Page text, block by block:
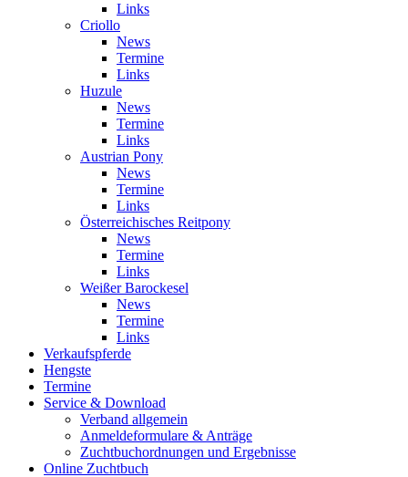
Links
Criollo
News
Termine
Links
Huzule
News
Termine
Links
Austrian Pony
News
Termine
Links
Österreichisches Reitpony
News
Termine
Links
Weißer Barockesel
News
Termine
Links
Verkaufspferde
Hengste
Termine
Service & Download
Verband allgemein
Anmeldeformulare & Anträge
Zuchtbuchordnungen und Ergebnisse
Online Zuchtbuch